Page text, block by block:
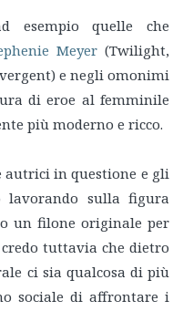
esempio quelle che
Meyer (Twilight,
e negli omonimi
di eroe al femminile
più moderno e ricco.
autrici in questione e gli
sulla figura
un filone originale per
tuttavia che dietro
ci sia qualcosa di più
sociale di affrontare i